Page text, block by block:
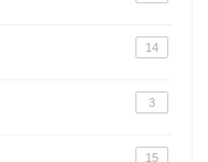
14
3
15